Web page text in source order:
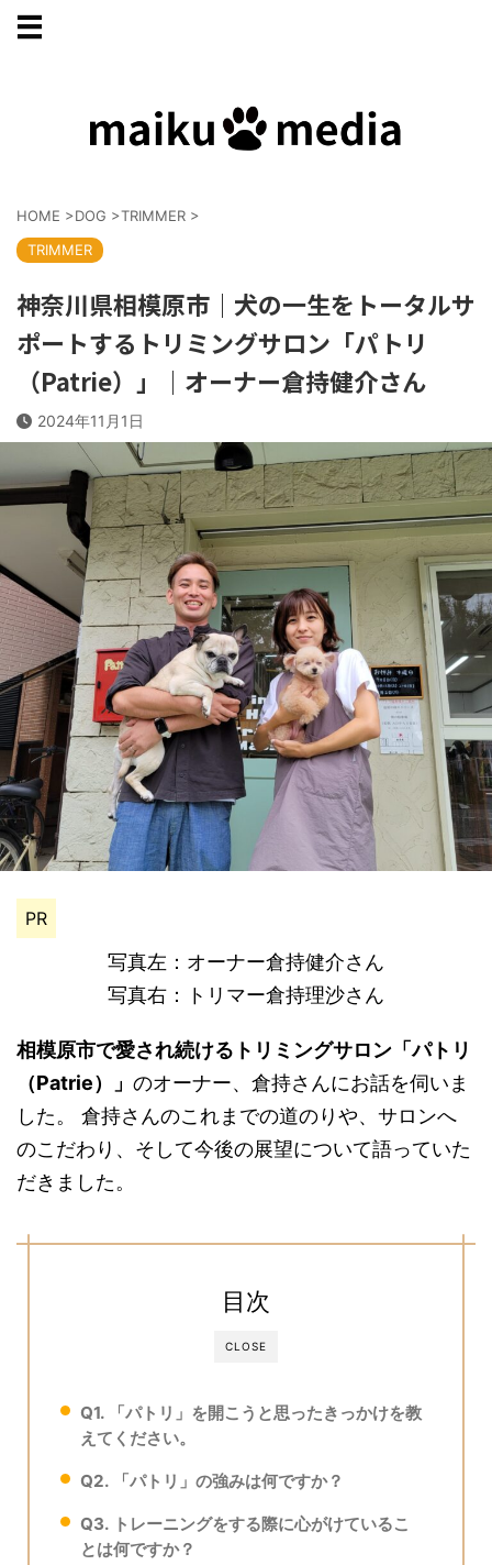
HOME >DOG >TRIMMER >
TRIMMER
神奈川県相模原市｜犬の一生をトータルサ
ポートするトリミングサロン「パトリ
（Patrie）」｜オーナー倉持健介さん
2024年11月1日
PR
写真左：オーナー倉持健介さん
写真右：トリマー倉持理沙さん
相模原市で愛され続けるトリミングサロン「パトリ
（Patrie）」 のオーナー、倉持さんにお話を伺いま
した。 倉持さんのこれまでの道のりや、サロンへ
のこだわり、そして今後の展望について語っていた
だきました。
CLOSE
目次
Q1. 「パトリ」を開こうと思ったきっかけを教
えてください。
Q2. 「パトリ」の強みは何ですか？
Q3. トレーニングをする際に心がけているこ
とは何ですか？